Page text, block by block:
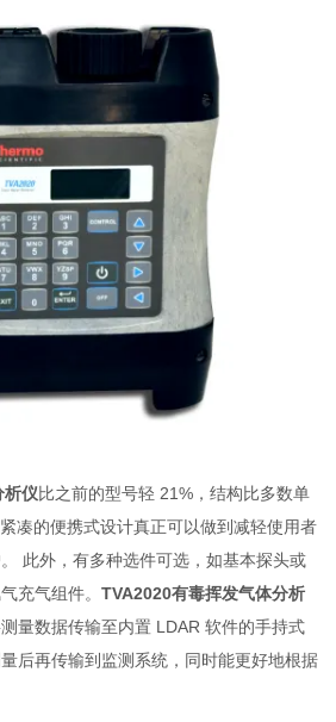
析仪比之前的型号轻 21%，结构比多数单
凑的便携式设计真正可以做到减轻使用者
此外，有多种选件可选，如基本探头或
充气组件。TVA2020有毒挥发气体分析
量数据传输至内置 LDAR 软件的手持式
后再传输到监测系统，同时能更好地根据